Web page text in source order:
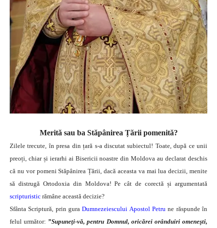
Merită sau ba Stăpânirea Țării pomenită?
Zilele trecute, în presa din țară s-a discutat subiectul! Toate, după ce unii
preoți, chiar și ierarhi ai Bisericii noastre din Moldova au declarat deschis
că nu vor pomeni Stăpânirea Țării, dacă aceasta va mai lua decizii, menite
să distrugă Ortodoxia din Moldova! Pe cât de corectă și argumentată
scripturistic rămâne această decizie?
Sfânta Scriptură, prin guraDumnezeiescului Apostol Petru ne răspunde în
felul următor: ”Supuneţi-vă, pentru Domnul, oricărei orânduiri omeneşti,